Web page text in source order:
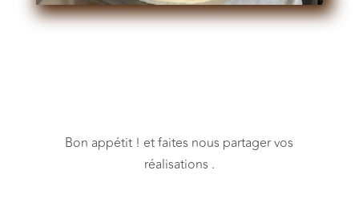
Bon appétit ! et faites nous partager vos
réalisations .